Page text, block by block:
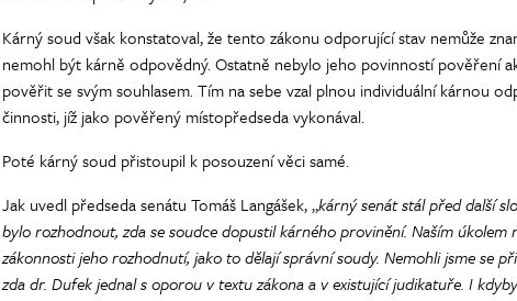
Kárný soud však konstatoval, že tento zákonu odporující stav nemůže
nemohl být kárně odpovědný. Ostatně nebylo jeho povinností pověření
pověřit se svým souhlasem. Tím na sebe vzal plnou individuální kárnou
činnosti, jíž jako pověřený místopředseda vykonával.
Poté kárný soud přistoupil k posouzení věci samé.
Jak uvedl předseda senátu Tomáš Langášek, „kárný senát stál před další
bylo rozhodnout, zda se soudce dopustil kárného provinění. Naším úkolem
zákonnosti jeho rozhodnutí, jako to dělají správní soudy. Nemohli jsme se
zda dr. Dufek jednal s oporou v textu zákona a v existující judikatuře. I